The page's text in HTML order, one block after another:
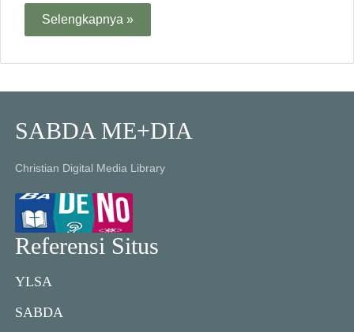
Selengkapnya »
SABDA ME+DIA
Christian Digital Media Library
Referensi Situs
YLSA
SABDA